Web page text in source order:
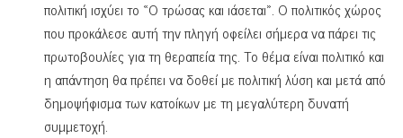
πολιτική ισχύει το «Ο τρώσας και ιάσεται». Ο πολιτικός χώρος
που προκάλεσε αυτή την πληγή οφείλει σήμερα να πάρει τις
πρωτοβουλίες για τη θεραπεία της. Το θέμα είναι πολιτικό και
η απάντηση θα πρέπει να δοθεί με πολιτική λύση και μετά από
δημοψήφισμα των κατοίκων με τη μεγαλύτερη δυνατή
συμμετοχή.